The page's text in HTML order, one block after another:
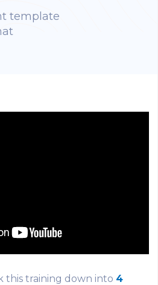
template
this training down into 4